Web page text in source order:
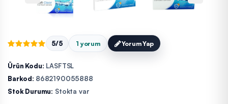
5/5 1 yorum Yorum Yap
Ürün Kodu: LASFTSL
Barkod: 8682190055888
Stok Durumu: Stokta var